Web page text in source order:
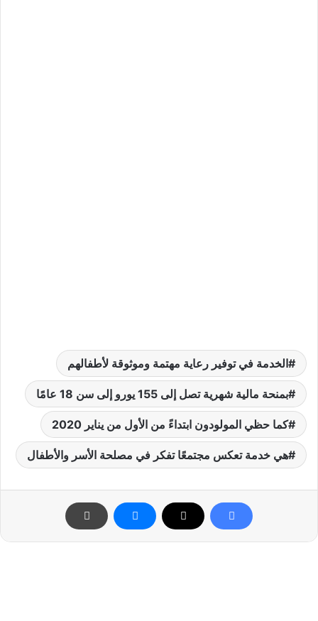
الخدمة في توفير رعاية مهتمة وموثوقة لأطفالهم
بمنحة مالية شهرية تصل إلى 155 يورو إلى سن 18 عامًا
كما حظي المولودون ابتداءً من الأول من يناير 2020
هي خدمة تعكس مجتمعًا تفكر في مصلحة الأسر والأطفال